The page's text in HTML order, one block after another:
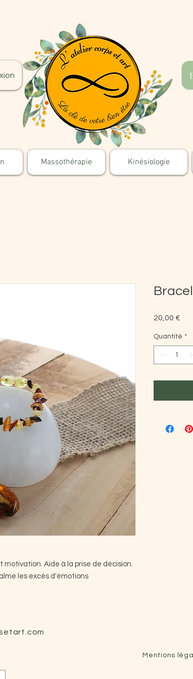
Massothérapie Kinésiologie
Aide à la prise de décision.
les excès d'émotions
20,00 €
Quantité *
Mentions